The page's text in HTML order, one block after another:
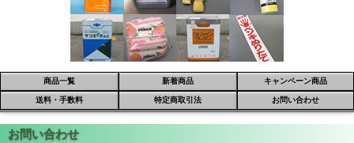
商品一覧 新着商品 キャンペーン商品
送料・手数料 特定商取引法 お問い合わせ